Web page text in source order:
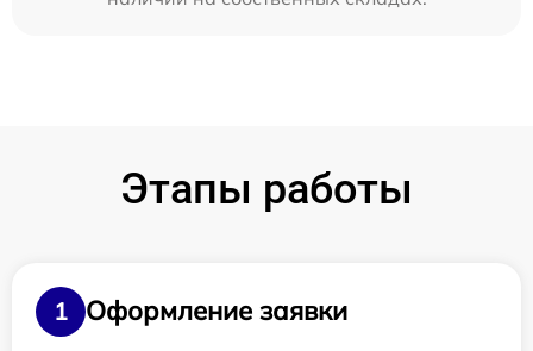
Этапы работы
1
Оформление заявки